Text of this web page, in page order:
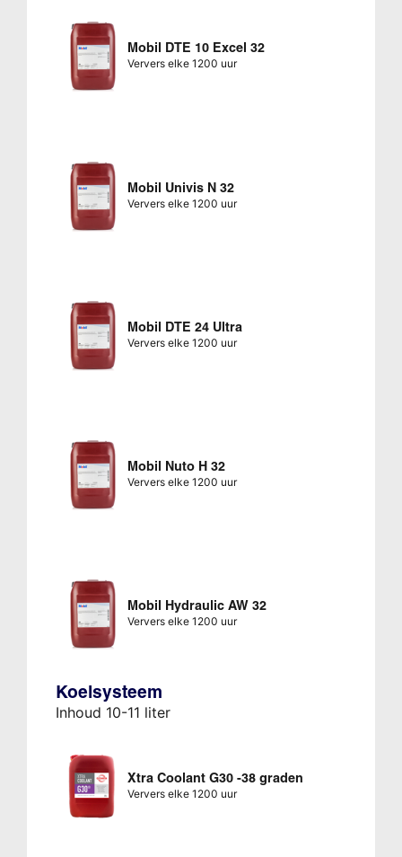
Mobil DTE 10 Excel 32
Ververs elke 1200 uur
Mobil Univis N 32
Ververs elke 1200 uur
Mobil DTE 24 Ultra
Ververs elke 1200 uur
Mobil Nuto H 32
Ververs elke 1200 uur
Mobil Hydraulic AW 32
Ververs elke 1200 uur
Koelsysteem
Inhoud 10-11 liter
Xtra Coolant G30 -38 graden
Ververs elke 1200 uur